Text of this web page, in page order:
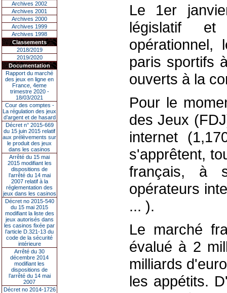
Archives 2002
Archives 2001
Archives 2000
Archives 1999
Archives 1998
Classements
2018/2019
2019/2020
Documentation
Rapport du marché
des jeux en ligne en
France, 4eme
trimestre 2020 -
18/03/2021
Cour des comptes -
La régulation des jeux
d’argent et de hasard
Décret n° 2015-669
du 15 juin 2015 relatif
aux prélèvements sur
le produit des jeux
dans les casinos
Arrêté du 15 mai
2015 modifiant les
dispositions de
l’arrêté du 14 mai
2007 relatif à la
réglementation des
jeux dans les casinos
Décret no 2015-540
du 15 mai 2015
modifiant la liste des
jeux autorisés dans
les casinos fixée par
l’article D.321-13 du
code de la sécurité
intérieure
Arrêté du 30
décembre 2014
modifiant les
dispositions de
l’arrêté du 14 mai
2007
Décret no 2014-1726
Le 1er
législatif et
opérationnel,
paris sportifs
ouverts à la
Pour le
des Jeux
internet
s'apprêtent,
français, à
opérateurs
... ).
Le marché
évalué à 2
milliards
les appétits.